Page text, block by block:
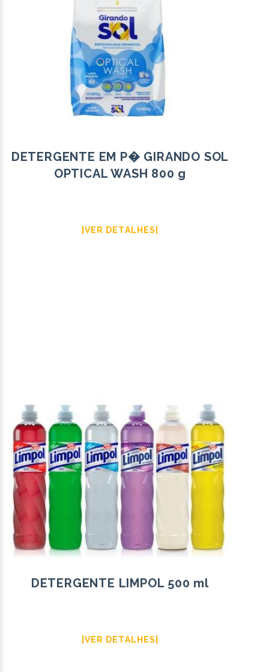
DETERGENTE EM P� GIRANDO SOL
OPTICAL WASH 800 g
|VER DETALHES|
DETERGENTE LIMPOL 500 ml
|VER DETALHES|